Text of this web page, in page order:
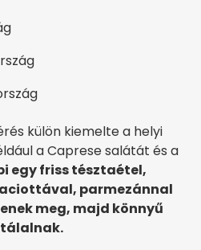
külön kiemelte a helyi
a Caprese salátát és a
egy friss tésztaétel,
parmezánnal
meg, majd könnyű